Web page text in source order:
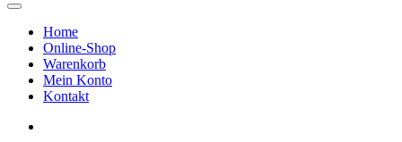
Home
Online-Shop
Warenkorb
Mein Konto
Kontakt